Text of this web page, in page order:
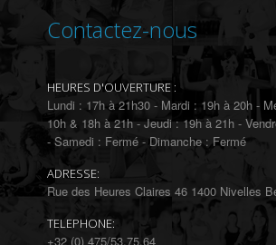
Contactez-nous
HEURES D'OUVERTURE :
Lundi : 17h à 21h30 - Mardi : 19h à 20h -
10h & 18h à 21h - Jeudi : 19h à 21h -
- Samedi : Fermé - Dimanche : Fermé
ADRESSE:
Rue des Heures Claires 46 1400 Nivelles
TELEPHONE:
+32 (0) 475/53.75.64